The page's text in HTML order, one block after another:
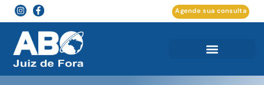
Agende sua consulta